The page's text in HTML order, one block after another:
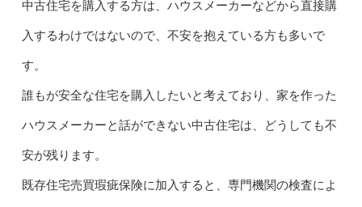
中古住宅を購入する方は、ハウスメーカーなどから直接購
入するわけではないので、不安を抱えている方も多いで
す。
誰もが安全な住宅を購入したいと考えており、家を作った
ハウスメーカーと話ができない中古住宅は、どうしても不
安が残ります。
既存住宅売買瑕疵保険に加入すると、専門機関の検査によ